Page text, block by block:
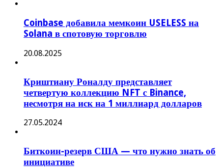
Coinbase добавила мемкоин USELESS на
Solana в спотовую торговлю
20.08.2025
Криштиану Роналду представляет
четвертую коллекцию NFT с Binance,
несмотря на иск на 1 миллиард долларов
27.05.2024
Биткоин-резерв США — что нужно знать об
инициативе